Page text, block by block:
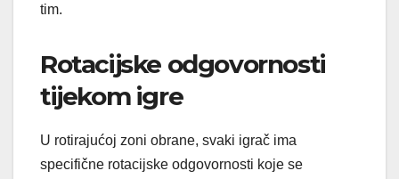
tim.
Rotacijske odgovornosti
tijekom igre
U rotirajućoj zoni obrane, svaki igrač ima
specifične rotacijske odgovornosti koje se